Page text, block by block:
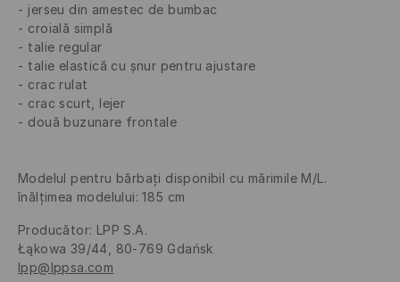
jerseu din amestec de bumbac
croială simplă
talie regular
talie elastică cu șnur pentru ajustare
crac rulat
crac scurt, lejer
două buzunare frontale
Modelul pentru bărbați disponibil cu mărimile M/L.
înălțimea modelului: 185 cm
Producător: LPP S.A.
Łąkowa 39/44, 80-769 Gdańsk
lpp@lppsa.com